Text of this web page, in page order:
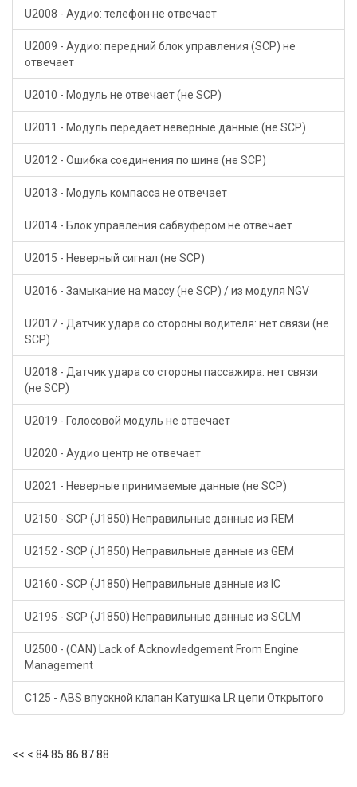
U2008 - Аудио: телефон не отвечает
U2009 - Аудио: передний блок управления (SCP) не
отвечает
U2010 - Модуль не отвечает (не SCP)
U2011 - Модуль передает неверные данные (не SCP)
U2012 - Ошибка соединения по шине (не SCP)
U2013 - Модуль компасса не отвечает
U2014 - Блок управления сабвуфером не отвечает
U2015 - Неверный сигнал (не SCP)
U2016 - Замыкание на массу (не SCP) / из модуля NGV
U2017 - Датчик удара со стороны водителя: нет связи (не
SCP)
U2018 - Датчик удара со стороны пассажира: нет связи
(не SCP)
U2019 - Голосовой модуль не отвечает
U2020 - Аудио центр не отвечает
U2021 - Неверные принимаемые данные (не SCP)
U2150 - SCP (J1850) Неправильные данные из REM
U2152 - SCP (J1850) Неправильные данные из GEM
U2160 - SCP (J1850) Неправильные данные из IC
U2195 - SCP (J1850) Неправильные данные из SCLM
U2500 - (CAN) Lack of Acknowledgement From Engine
Management
С125 - ABS впускной клапан Катушка LR цепи Открытого
<< < 8485 86 8788